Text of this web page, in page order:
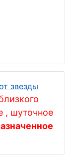
, шуточное